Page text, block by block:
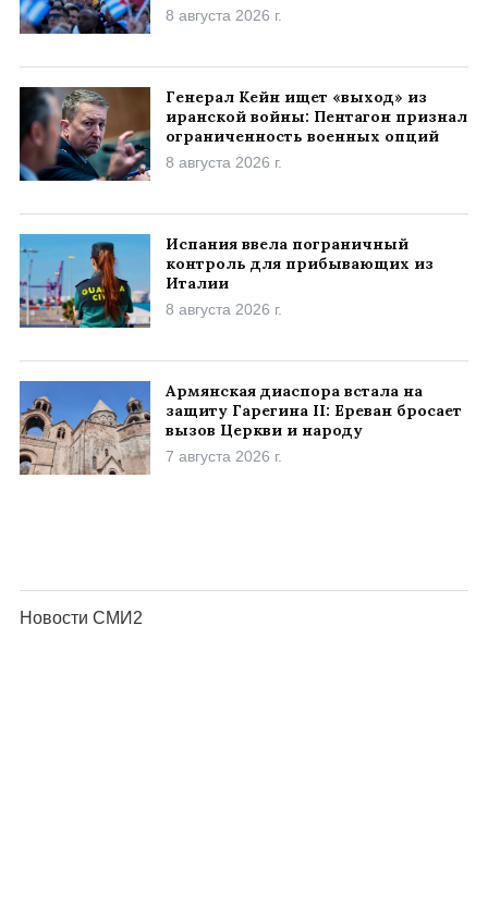
8 августа 2026 г.
Генерал Кейн ищет «выход» из
иранской войны: Пентагон признал
ограниченность военных опций
8 августа 2026 г.
Испания ввела пограничный
контроль для прибывающих из
Италии
8 августа 2026 г.
Армянская диаспора встала на
защиту Гарегина II: Ереван бросает
вызов Церкви и народу
7 августа 2026 г.